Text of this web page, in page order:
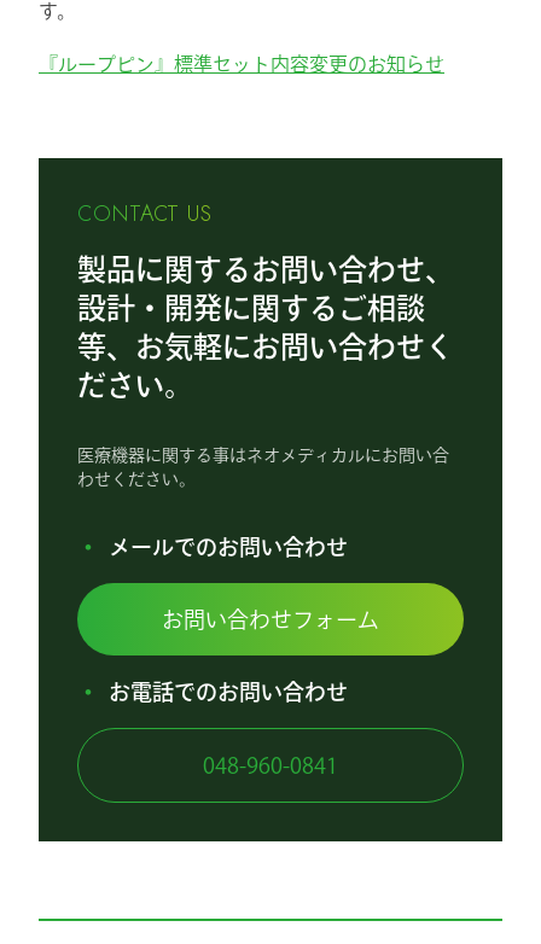
す。
『ループピン』標準セット内容変更のお知らせ
CONTACT US
製品に関するお問い合わせ、
設計・開発に関するご相談
等、お気軽にお問い合わせく
ださい。
医療機器に関する事はネオメディカルにお問い合
わせください。
メールでのお問い合わせ
お問い合わせフォーム
お電話でのお問い合わせ
048-960-0841